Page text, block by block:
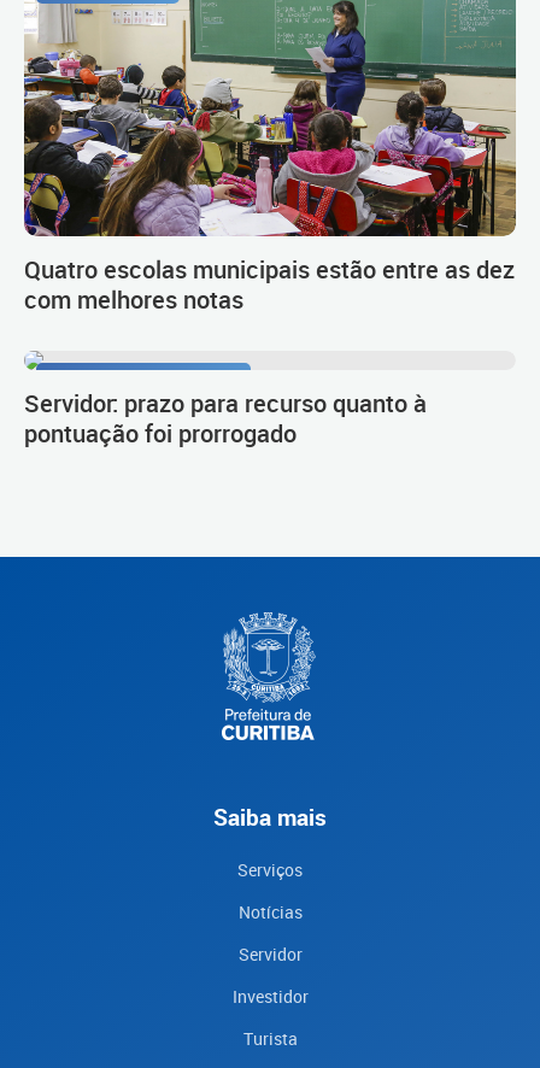
Quatro escolas municipais estão entre as dez
com melhores notas
Servidor: prazo para recurso quanto à
pontuação foi prorrogado
Saiba mais
Serviços
Notícias
Servidor
Investidor
Turista